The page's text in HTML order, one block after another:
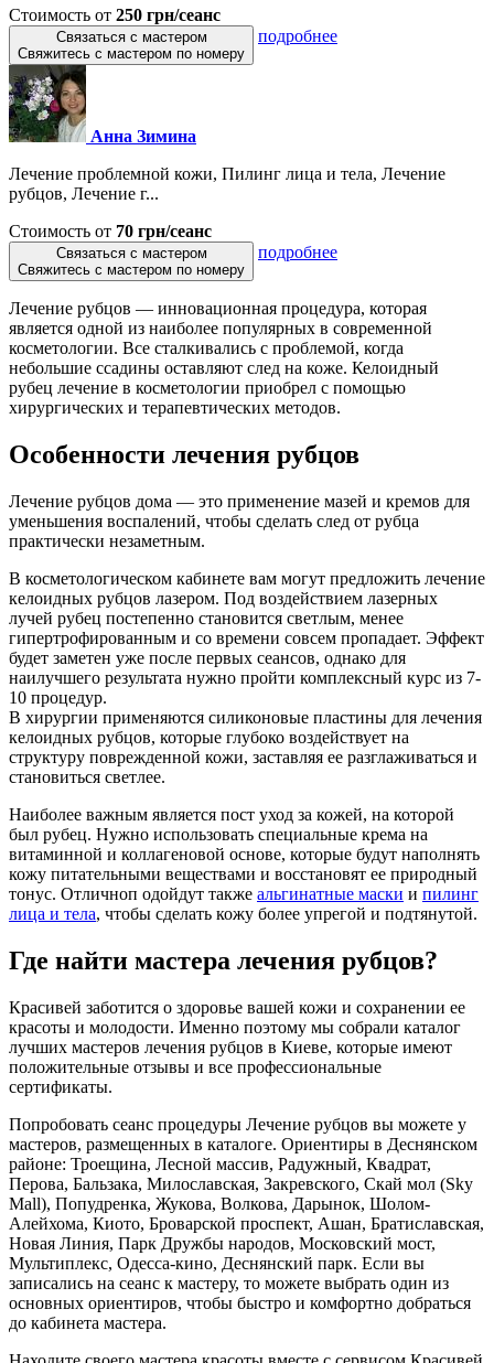
Стоимость от 250 грн/сеанс
Связаться с мастером
Свяжитесь с мастером по номеру
подробнее
Анна Зимина
Лечение проблемной кожи, Пилинг лица и тела, Лечение
рубцов, Лечение г...
Стоимость от 70 грн/сеанс
Связаться с мастером
Свяжитесь с мастером по номеру
подробнее
Лечение рубцов — инновационная процедура, которая
является одной из наиболее популярных в современной
косметологии. Все сталкивались с проблемой, когда
небольшие ссадины оставляют след на коже. Келоидный
рубец лечение в косметологии приобрел с помощью
хирургических и терапевтических методов.
Особенности лечения рубцов
Лечение рубцов дома — это применение мазей и кремов для
уменьшения воспалений, чтобы сделать след от рубца
практически незаметным.
В косметологическом кабинете вам могут предложить лечение
келоидных рубцов лазером. Под воздействием лазерных
лучей рубец постепенно становится светлым, менее
гипертрофированным и со времени совсем пропадает. Эффект
будет заметен уже после первых сеансов, однако для
наилучшего результата нужно пройти комплексный курс из 7-
10 процедур.
В хирургии применяются силиконовые пластины для лечения
келоидных рубцов, которые глубоко воздействует на
структуру поврежденной кожи, заставляя ее разглаживаться и
становиться светлее.
Наиболее важным является пост уход за кожей, на которой
был рубец. Нужно использовать специальные крема на
витаминной и коллагеновой основе, которые будут наполнять
кожу питательными веществами и восстановят ее природный
тонус. Отличноп одойдут также альгинатные маски и пилинг
лица и тела, чтобы сделать кожу более упрегой и подтянутой.
Где найти мастера лечения рубцов?
Красивей заботится о здоровье вашей кожи и сохранении ее
красоты и молодости. Именно поэтому мы собрали каталог
лучших мастеров лечения рубцов в Киеве, которые имеют
положительные отзывы и все профессиональные
сертификаты.
Попробовать сеанс процедуры Лечение рубцов вы можете у
мастеров, размещенных в каталоге. Ориентиры в Деснянском
районе: Троещина, Лесной массив, Радужный, Квадрат,
Перова, Бальзака, Милославская, Закревского, Скай мол (Sky
Mall), Попудренка, Жукова, Волкова, Дарынок, Шолом-
Алейхома, Киото, Броварской проспект, Ашан, Братиславская,
Новая Линия, Парк Дружбы народов, Московский мост,
Мультиплекс, Одесса-кино, Деснянский парк. Если вы
записались на сеанс к мастеру, то можете выбрать один из
основных ориентиров, чтобы быстро и комфортно добраться
до кабинета мастера.